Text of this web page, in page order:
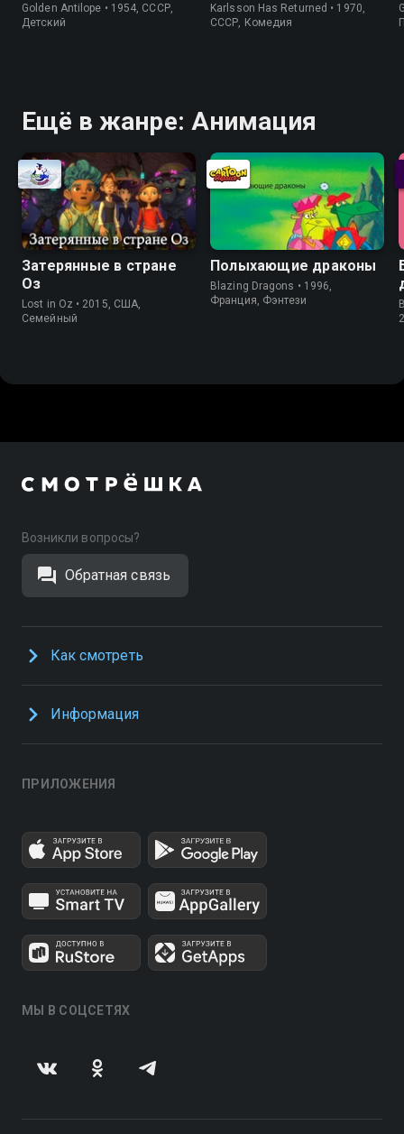
Golden Antilope • 1954, СССР,
Детский
Karlsson Has Returned • 1970,
СССР, Комедия
Ещё в жанре: Анимация
Затерянные в стране
Оз
Lost in Oz • 2015, США,
Cемейный
Полыхающие драконы
Blazing Dragons • 1996,
Франция, Фэнтези
Возникли вопросы?
Обратная связь
Как смотреть
Информация
ПРИЛОЖЕНИЯ
МЫ В СОЦСЕТЯХ